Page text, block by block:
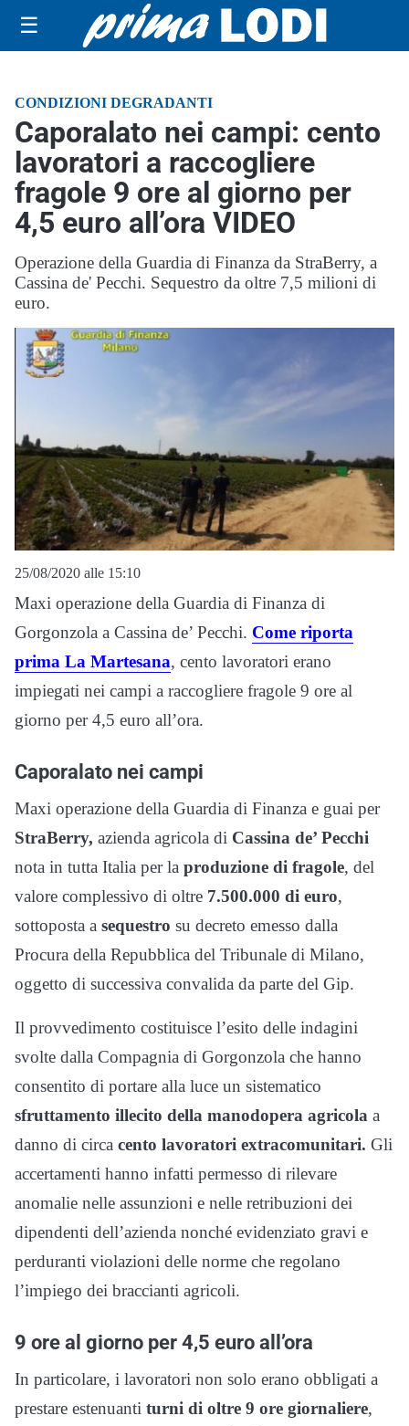
☰
CONDIZIONI DEGRADANTI
Caporalato nei campi: cento
lavoratori a raccogliere
fragole 9 ore al giorno per
4,5 euro all’ora VIDEO
Operazione della Guardia di Finanza da StraBerry, a
Cassina de' Pecchi. Sequestro da oltre 7,5 milioni di
euro.
25/08/2020 alle 15:10
Maxi operazione della Guardia di Finanza di
Gorgonzola a Cassina de’ Pecchi. Come riporta
prima La Martesana, cento lavoratori erano
impiegati nei campi a raccogliere fragole 9 ore al
giorno per 4,5 euro all’ora.
Caporalato nei campi
Maxi operazione della Guardia di Finanza e guai per
StraBerry, azienda agricola di Cassina de’ Pecchi
nota in tutta Italia per la produzione di fragole, del
valore complessivo di oltre 7.500.000 di euro,
sottoposta a sequestro su decreto emesso dalla
Procura della Repubblica del Tribunale di Milano,
oggetto di successiva convalida da parte del Gip.
Il provvedimento costituisce l’esito delle indagini
svolte dalla Compagnia di Gorgonzola che hanno
consentito di portare alla luce un sistematico
sfruttamento illecito della manodopera agricola a
danno di circa cento lavoratori extracomunitari. Gli
accertamenti hanno infatti permesso di rilevare
anomalie nelle assunzioni e nelle retribuzioni dei
dipendenti dell’azienda nonché evidenziato gravi e
perduranti violazioni delle norme che regolano
l’impiego dei braccianti agricoli.
9 ore al giorno per 4,5 euro all’ora
In particolare, i lavoratori non solo erano obbligati a
prestare estenuanti turni di oltre 9 ore giornaliere,